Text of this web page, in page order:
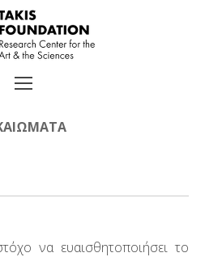
να ευαισθητοποιήσει το